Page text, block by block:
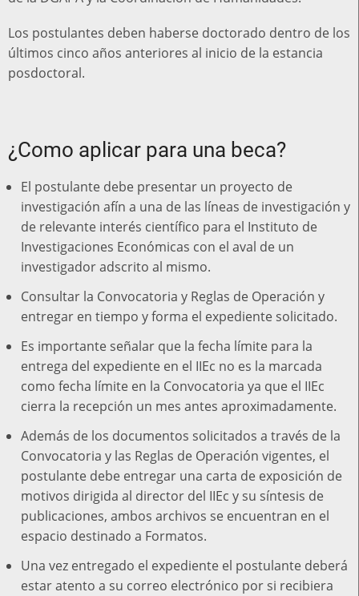
Los postulantes deben haberse doctorado dentro de los
últimos cinco años anteriores al inicio de la estancia
posdoctoral.
¿Como aplicar para una beca?
El postulante debe presentar un proyecto de
investigación afín a una de las líneas de investigación y
de relevante interés científico para el Instituto de
Investigaciones Económicas con el aval de un
investigador adscrito al mismo.
Consultar la Convocatoria y Reglas de Operación y
entregar en tiempo y forma el expediente solicitado.
Es importante señalar que la fecha límite para la
entrega del expediente en el IIEc no es la marcada
como fecha límite en la Convocatoria ya que el IIEc
cierra la recepción un mes antes aproximadamente.
Además de los documentos solicitados a través de la
Convocatoria y las Reglas de Operación vigentes, el
postulante debe entregar una carta de exposición de
motivos dirigida al director del IIEc y su síntesis de
publicaciones, ambos archivos se encuentran en el
espacio destinado a Formatos.
Una vez entregado el expediente el postulante deberá
estar atento a su correo electrónico por si recibiera